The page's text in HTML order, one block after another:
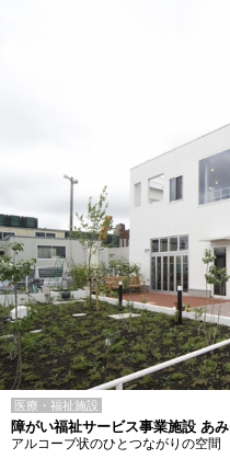
医療・福祉施設
障がい福祉サービス事業施設 あみ
アルコーブ状のひとつながりの空間